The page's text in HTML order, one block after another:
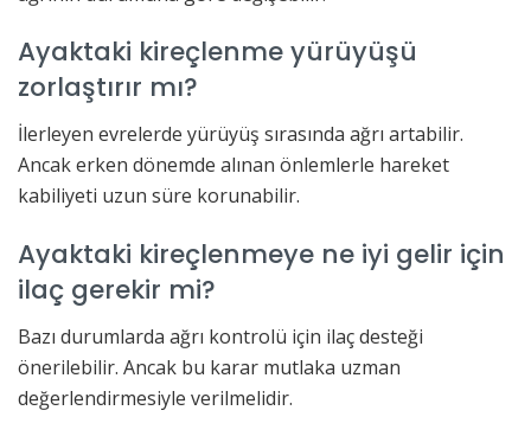
Ayaktaki kireçlenme yürüyüşü
zorlaştırır mı?
İlerleyen evrelerde yürüyüş sırasında ağrı artabilir.
Ancak erken dönemde alınan önlemlerle hareket
kabiliyeti uzun süre korunabilir.
Ayaktaki kireçlenmeye ne iyi gelir için
ilaç gerekir mi?
Bazı durumlarda ağrı kontrolü için ilaç desteği
önerilebilir. Ancak bu karar mutlaka uzman
değerlendirmesiyle verilmelidir.